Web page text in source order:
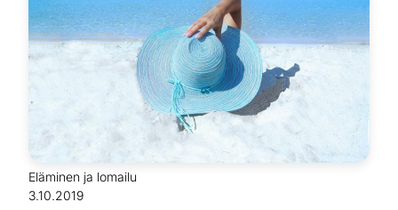
Eläminen ja lomailu
3.10.2019